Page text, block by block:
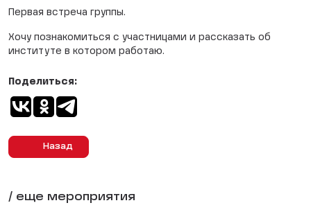
Первая встреча группы.
Хочу познакомиться с участницами и рассказать об
институте в котором работаю.
Назад
Поделиться:
/ еще мероприятия